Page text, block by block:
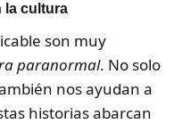
la cultura
son muy
paranormal. No solo
nos ayudan a
historias abarcan